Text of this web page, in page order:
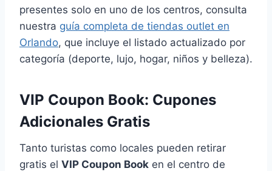
presentes solo en uno de los centros, consulta
nuestra guía completa de tiendas outlet en
Orlando, que incluye el listado actualizado por
categoría (deporte, lujo, hogar, niños y belleza).
VIP Coupon Book: Cupones
Adicionales Gratis
Tanto turistas como locales pueden retirar
gratis el VIP Coupon Book en el centro de